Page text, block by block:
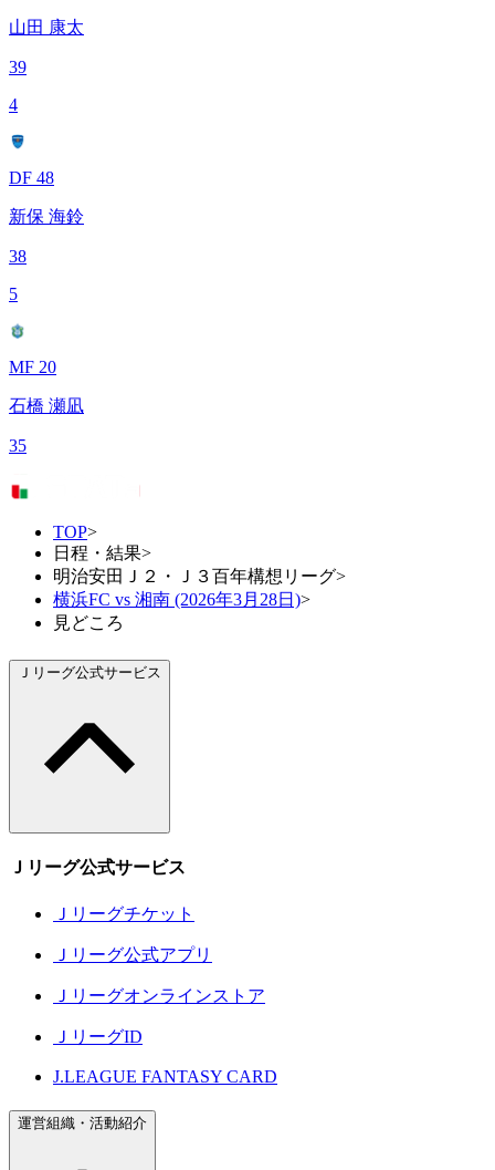
山田 康太
39
4
DF 48
新保 海鈴
38
5
MF 20
石橋 瀬凪
35
TOP>
日程・結果>
明治安田Ｊ２・Ｊ３百年構想リーグ>
横浜FC vs 湘南 (2026年3月28日)>
見どころ
Ｊリーグ公式サービス
Ｊリーグ公式サービス
Ｊリーグチケット
Ｊリーグ公式アプリ
Ｊリーグオンラインストア
ＪリーグID
J.LEAGUE FANTASY CARD
運営組織・活動紹介